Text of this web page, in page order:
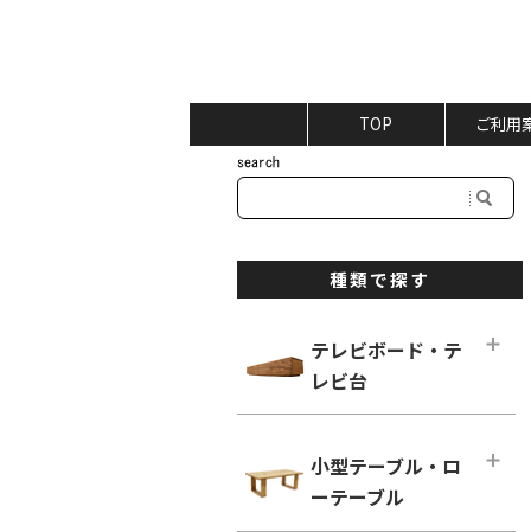
TOP ご利用
種類で探す
テレビボード・テ
レビ台
ロータイプ テレビボード
小型テーブル・ロ
ーテーブル